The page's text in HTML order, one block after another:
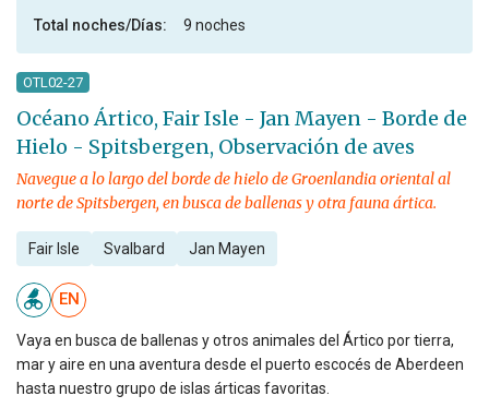
OTL02-27
Océano Ártico, Fair Isle - Jan Mayen - Borde de
Hielo - Spitsbergen, Observación de aves
Navegue a lo largo del borde de hielo de Groenlandia oriental al
norte de Spitsbergen, en busca de ballenas y otra fauna ártica.
Fair Isle Svalbard Jan Mayen
EN
Vaya en busca de ballenas y otros animales del Ártico por tierra,
mar y aire en una aventura desde el puerto escocés de Aberdeen
hasta nuestro grupo de islas árticas favoritas.
Total noches/Días:
9 noches